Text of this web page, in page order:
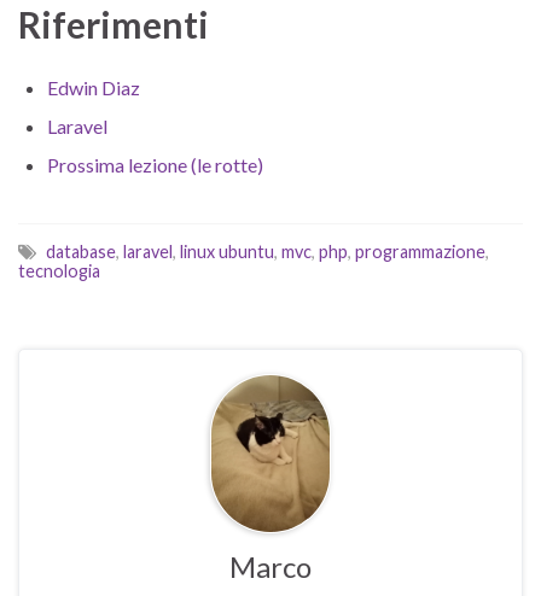
Riferimenti
Edwin Diaz
Laravel
Prossima lezione (le rotte)
database, laravel, linux ubuntu, mvc, php, programmazione,
tecnologia
Marco